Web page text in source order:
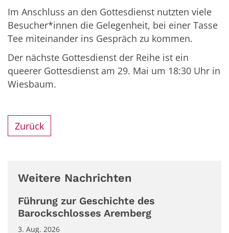
Im Anschluss an den Gottesdienst nutzten viele
Besucher*innen die Gelegenheit, bei einer Tasse
Tee miteinander ins Gespräch zu kommen.
Der nächste Gottesdienst der Reihe ist ein
queerer Gottesdienst am 29. Mai um 18:30 Uhr in
Wiesbaum.
Zurück
Weitere Nachrichten
Führung zur Geschichte des
Barockschlosses Aremberg
3. Aug. 2026